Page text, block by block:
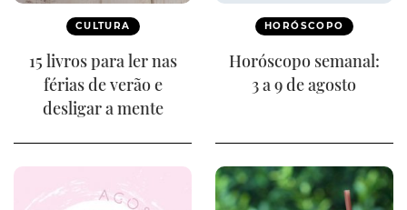
CULTURA
15 livros para ler nas
férias de verão e
desligar a mente
HORÓSCOPO
Horóscopo semanal:
3 a 9 de agosto